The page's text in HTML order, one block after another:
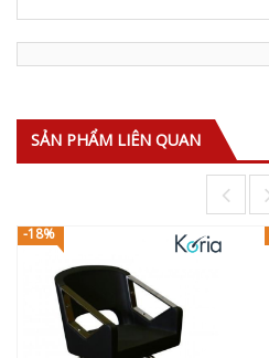
SẢN PHẨM LIÊN QUAN
-18%